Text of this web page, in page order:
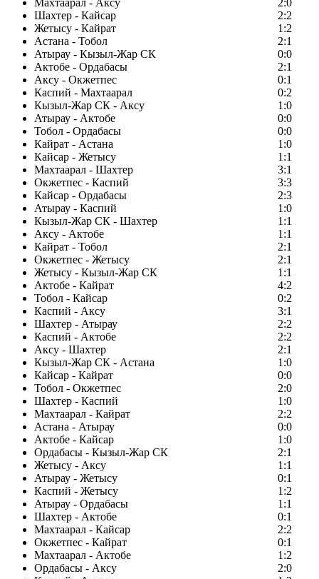
Махтаарал - Аксу
2:0
Шахтер - Кайсар
2:2
Жетысу - Кайрат
1:2
Астана - Тобол
2:1
Атырау - Кызыл-Жар СК
0:0
Актобе - Ордабасы
2:1
Аксу - Окжетпес
0:1
Каспий - Махтаарал
0:2
Кызыл-Жар СК - Аксу
1:0
Атырау - Актобе
0:0
Тобол - Ордабасы
0:0
Кайрат - Астана
1:0
Кайсар - Жетысу
1:1
Махтаарал - Шахтер
3:1
Окжетпес - Каспий
3:3
Кайсар - Ордабасы
2:3
Атырау - Каспий
1:0
Кызыл-Жар СК - Шахтер
1:1
Аксу - Актобе
1:1
Кайрат - Тобол
2:1
Окжетпес - Жетысу
2:1
Жетысу - Кызыл-Жар СК
1:1
Актобе - Кайрат
4:2
Тобол - Кайсар
0:2
Каспий - Аксу
3:1
Шахтер - Атырау
2:2
Каспий - Актобе
2:2
Аксу - Шахтер
2:1
Кызыл-Жар СК - Астана
1:0
Кайсар - Кайрат
0:0
Тобол - Окжетпес
2:0
Шахтер - Каспий
1:0
Махтаарал - Кайрат
2:2
Астана - Атырау
0:0
Актобе - Кайсар
1:0
Ордабасы - Кызыл-Жар СК
2:1
Жетысу - Аксу
1:1
Атырау - Жетысу
0:1
Каспий - Жетысу
1:2
Атырау - Ордабасы
1:1
Шахтер - Актобе
0:1
Махтаарал - Кайсар
2:2
Окжетпес - Кайрат
0:1
Махтаарал - Актобе
1:2
Ордабасы - Аксу
2:0